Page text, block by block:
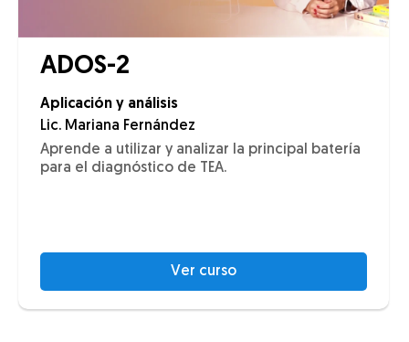
ADOS-2
Aplicación y análisis
Lic. Mariana Fernández
Aprende a utilizar y analizar la principal batería
para el diagnóstico de TEA.
Ver curso